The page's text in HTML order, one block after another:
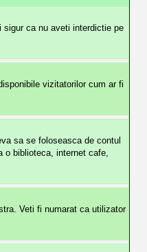
ca nu aveti interdictie pe
vizitatorilor cum ar fi
sa se foloseasca de contul
o biblioteca, internet cafe,
Veti fi numarat ca utilizator